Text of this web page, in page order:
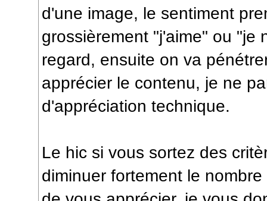
d'une image, le sentiment
grossièrement "j'aime" ou "je
regard, ensuite on va
apprécier le contenu, je ne
d'appréciation technique.
Le hic si vous sortez des
diminuer fortement le